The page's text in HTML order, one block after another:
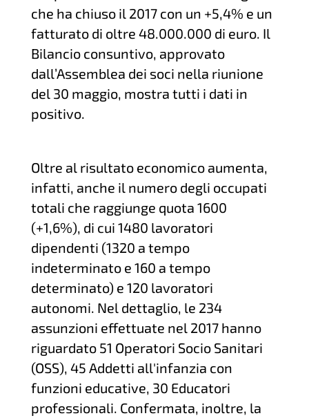
che ha chiuso il 2017 con un +5,4% e un
fatturato di oltre 48.000.000 di euro. Il
Bilancio consuntivo, approvato
dall’Assemblea dei soci nella riunione
del 30 maggio, mostra tutti i dati in
positivo.
Oltre al risultato economico aumenta,
infatti, anche il numero degli occupati
totali che raggiunge quota 1600
(+1,6%), di cui 1480 lavoratori
dipendenti (1320 a tempo
indeterminato e 160 a tempo
determinato) e 120 lavoratori
autonomi. Nel dettaglio, le 234
assunzioni effettuate nel 2017 hanno
riguardato 51 Operatori Socio Sanitari
(OSS), 45 Addetti all'infanzia con
funzioni educative, 30 Educatori
professionali. Confermata, inoltre, la